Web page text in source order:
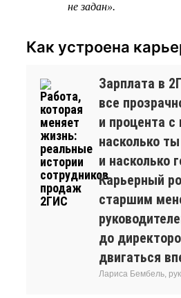
не задан».
Как устроена
Зарплата в
все
и процента
насколько
и насколько
Карьерный
старшим
до
двигаться
Лариса Бембель,